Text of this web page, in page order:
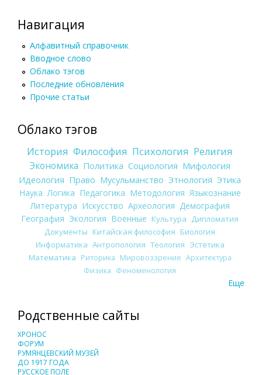
Навигация
Алфавитный справочник
Вводное слово
Облако тэгов
Последние обновления
Прочие статьи
Облако тэгов
История Философия Психология Религия
Экономика Политика Социология Мифология
Идеология Право Мусульманство Этнология Этика
Наука Логика Педагогика Методология Языкознание
Литература Искусство Археология Демография
География Экология Военные Культура
Дипломатия
Документы Китайская философия Биология
Информатика Антропология Теология Эстетика
Математика Риторика Мировоззрение Архитектура
Физика Феноменология
Еще
Родственные сайты
ХРОНОС
ФОРУМ
РУМЯНЦЕВСКИЙ МУЗЕЙ
ДО 1917 ГОДА
РУССКОЕ ПОЛЕ